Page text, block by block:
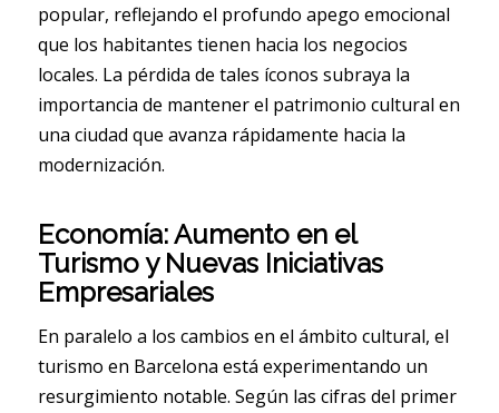
popular, reflejando el profundo apego emocional
que los habitantes tienen hacia los negocios
locales. La pérdida de tales íconos subraya la
importancia de mantener el patrimonio cultural en
una ciudad que avanza rápidamente hacia la
modernización.
Economía: Aumento en el
Turismo y Nuevas Iniciativas
Empresariales
En paralelo a los cambios en el ámbito cultural, el
turismo en Barcelona está experimentando un
resurgimiento notable. Según las cifras del primer